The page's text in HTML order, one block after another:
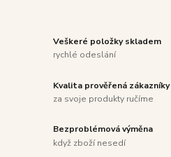
Veškeré položky skladem
rychlé odeslání
Kvalita prověřená zákazníky
za svoje produkty ručíme
Bezproblémová výměna
když zboží nesedí